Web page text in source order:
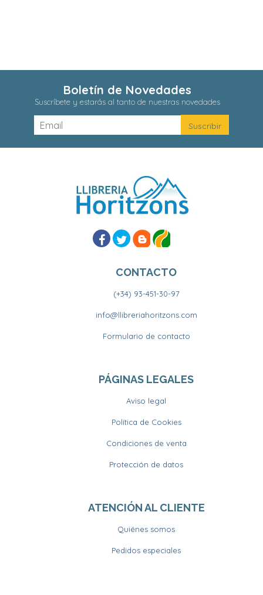
Boletín de Novedades
Suscríbete y estarás al tanto de nuestras novedades
CONTACTO
(+34) 93-451-30-97
info@llibreriahoritzons.com
Formulario de contacto
PÁGINAS LEGALES
Aviso legal
Política de Cookies
Condiciones de venta
Protección de datos
ATENCIÓN AL CLIENTE
Quiénes somos
Pedidos especiales